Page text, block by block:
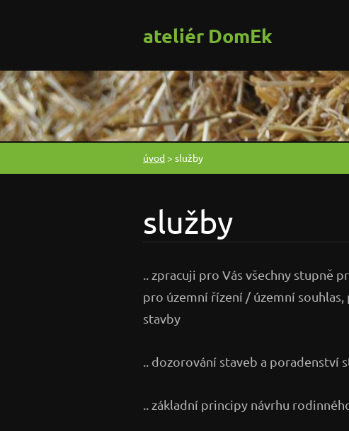
ateliér DomEk
úvod > služby
služby
.. zpracuji pro Vás všechny
pro územní řízení / územní
stavby
.. dozorování staveb a
.. základní principy návrhu